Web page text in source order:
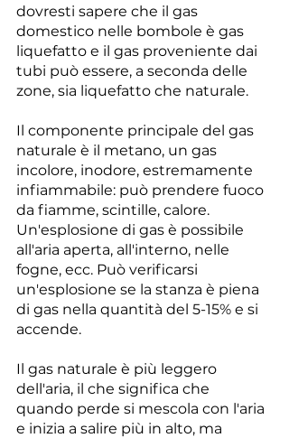
dovresti sapere che il gas
domestico nelle bombole è gas
liquefatto e il gas proveniente dai
tubi può essere, a seconda delle
zone, sia liquefatto che naturale.
Il componente principale del gas
naturale è il metano, un gas
incolore, inodore, estremamente
infiammabile: può prendere fuoco
da fiamme, scintille, calore.
Un'esplosione di gas è possibile
all'aria aperta, all'interno, nelle
fogne, ecc. Può verificarsi
un'esplosione se la stanza è piena
di gas nella quantità del 5-15% e si
accende.
Il gas naturale è più leggero
dell'aria, il che significa che
quando perde si mescola con l'aria
e inizia a salire più in alto, ma